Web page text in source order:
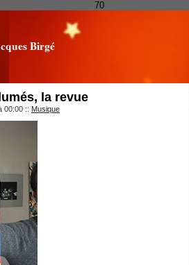
70
Birgé
la revue
00:00 :: Musique